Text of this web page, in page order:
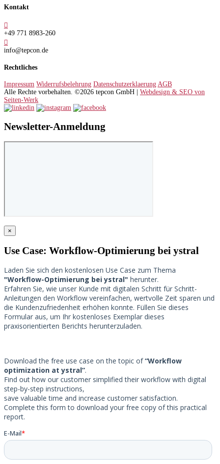
Kontakt

+49 771 8983-260

info@tepcon.de
Rechtliches
Impressum Widerrufsbelehrung Datenschutzerklaerung AGB
Alle Rechte vorbehalten. ©2026 tepcon GmbH | Webdesign & SEO von
Seiten-Werk
Newsletter-Anmeldung
×
Use Case: Workflow-Optimierung bei ystral